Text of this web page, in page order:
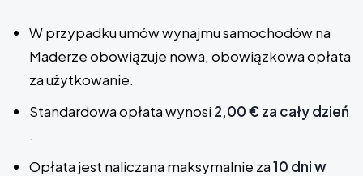
W przypadku umów wynajmu samochodów na
Maderze obowiązuje nowa, obowiązkowa opłata
za użytkowanie.
Standardowa opłata wynosi2,00 € za cały dzień
.
Opłata jest naliczana maksymalnie za10 dni w